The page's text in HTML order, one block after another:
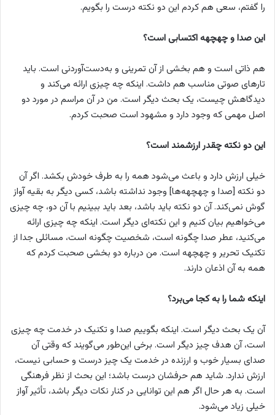
را گفتم، سعی هم کردم این دو نکته درست را بگویم.
این صدا و چهچهه اکتسابی است؟
هم ذاتی است و هم بخشی از آن تمرینی و به‌دست‌آوردنی است. باید
تارهای صوتی مناسب هم داشت. اینکه چه چیزی ارائه می‌کند و
دیدگاهش چیست، یک بحث دیگر است. من در آن مراسم در مورد دو
اصل مهمی که وجود دارد و مشهود است صحبت کردم.
این دو نکته چقدر ارزشمند است؟
خیلی ارزش دارد و باعث می‌شود همه را به طرف خودش بکشد. اگر آن
دو نکته [صدا و چهچهه‌ها] وجود نداشته باشد، کسی دیگر به بقیه آواز
گوش نمی‌کند. آن دو نکته باید باشد، بعد باید ببینیم با آن دو، چه چیزی
می‌خواهیم بیان کنیم و این نکته‌ای دیگر است. اینکه چه چیزی ارائه
می‌کنید، عطر صدا چگونه است، شخصیت چگونه است، مسائلی جدا از
تکنیک تحریر و چهچهه است. من درباره دو بخشی صحبت کردم که
همه به آن اذعان دارند.
اینکه شما را به کجا می‌برد؟
آن یک بحث دیگر است. اینکه بگوییم صدا و تکنیک در خدمت چه چیزی
است، آن هدف چیز دیگر است. برخی این‌طور می‌گویند که وقتی آن
صدای بسیار خوب و ارزنده در خدمت یک چیز درست و حسابی نیست،
ارزش ندارد. شاید هم حرفشان درست باشد؛ این بحث از نظر فرهنگی
است. به هر حال اگر هم این توانایی در کنار نکات دیگر باشد، تأثیر آواز
خیلی زیاد می‌شود.